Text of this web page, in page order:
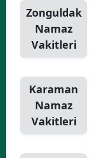
Zonguldak
Namaz
Vakitleri
Karaman
Namaz
Vakitleri